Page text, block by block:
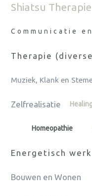
Shiatsu Therapie
Communicatie
Therapie
Muziek, Klank en
Zelfrealisatie
Homeopathie
Energetisch werk
Bouwen en Wonen